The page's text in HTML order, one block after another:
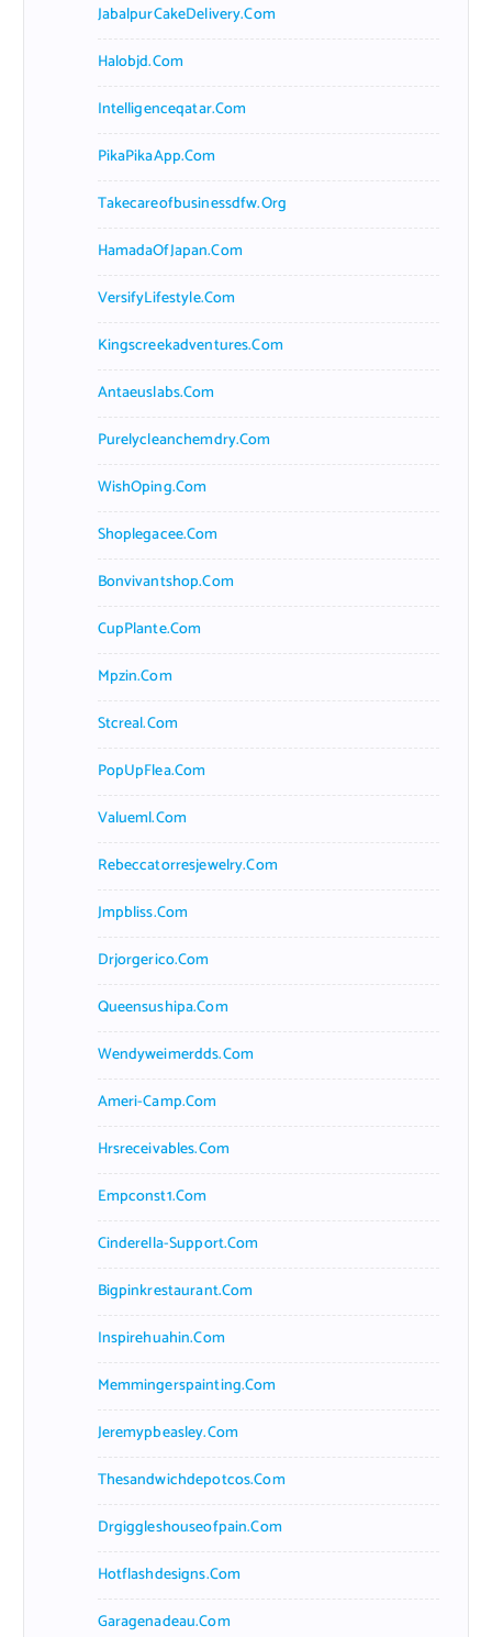
JabalpurCakeDelivery.com
Halobjd.com
Intelligenceqatar.com
PikaPikaApp.com
Takecareofbusinessdfw.org
HamadaOfJapan.com
VersifyLifestyle.com
Kingscreekadventures.com
Antaeuslabs.com
Purelycleanchemdry.com
WishOping.com
Shoplegacee.com
Bonvivantshop.com
CupPlante.com
Mpzin.com
Stcreal.com
PopUpFlea.com
Valueml.com
Rebeccatorresjewelry.com
Jmpbliss.com
Drjorgerico.com
Queensushipa.com
Wendyweimerdds.com
Ameri-Camp.com
Hrsreceivables.com
Empconst1.com
Cinderella-Support.com
Bigpinkrestaurant.com
Inspirehuahin.com
Memmingerspainting.com
Jeremypbeasley.com
Thesandwichdepotcos.com
Drgiggleshouseofpain.com
Hotflashdesigns.com
Garagenadeau.com